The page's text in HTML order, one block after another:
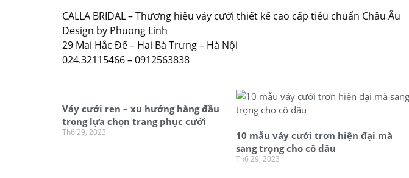
CALLA BRIDAL – Thương hiệu váy cưới thiết kế cao cấp tiêu chuẩn Châu Âu
Design by Phuong Linh
29 Mai Hắc Đế – Hai Bà Trưng – Hà Nội
024.32115466 – 0912563838
Váy cưới ren – xu hướng hàng đầu
trong lựa chọn trang phục cưới
Th6 29, 2023
10 mẫu váy cưới trơn hiện đại mà
sang trọng cho cô dâu
Th6 29, 2023